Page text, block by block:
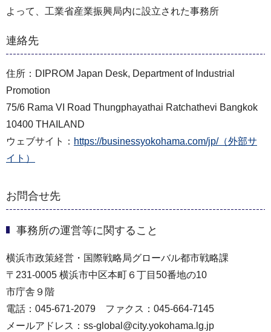
よって、工業省産業振興局内に設立された事務所
連絡先
住所：DIPROM Japan Desk, Department of Industrial
Promotion
75/6 Rama VI Road Thungphayathai Ratchathevi Bangkok
10400 THAILAND
ウェブサイト： https://businessyokohama.com/jp/（外部サ
イト）
お問合せ先
事務所の運営等に関すること
横浜市政策経営・国際戦略局グローバル都市戦略課
〒231-0005 横浜市中区本町６丁目50番地の10
市庁舎９階
電話：045-671-2079 ファクス：045-664-7145
メールアドレス：ss-global@city.yokohama.lg.jp